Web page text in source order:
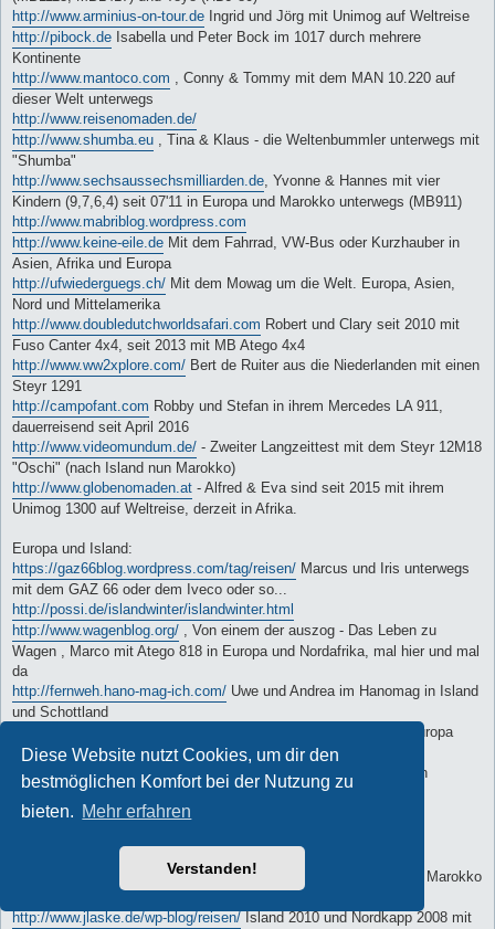
Diese Website nutzt Cookies, um dir den
bestmöglichen Komfort bei der Nutzung zu
bieten. Mehr erfahren
Verstanden!
http://www.arminius-on-tour.de Ingrid und Jörg mit Unimog auf Weltreise
http://pibock.de Isabella und Peter Bock im 1017 durch mehrere
Kontinente
http://www.mantoco.com , Conny & Tommy mit dem MAN 10.220 auf
dieser Welt unterwegs
http://www.reisenomaden.de/
http://www.shumba.eu , Tina & Klaus - die Weltenbummler unterwegs mit
"Shumba"
http://www.sechsaussechsmilliarden.de, Yvonne & Hannes mit vier
Kindern (9,7,6,4) seit 07'11 in Europa und Marokko unterwegs (MB911)
http://www.mabriblog.wordpress.com
http://www.keine-eile.de Mit dem Fahrrad, VW-Bus oder Kurzhauber in
Asien, Afrika und Europa
http://ufwiederguegs.ch/ Mit dem Mowag um die Welt. Europa, Asien,
Nord und Mittelamerika
http://www.doubledutchworldsafari.com Robert und Clary seit 2010 mit
Fuso Canter 4x4, seit 2013 mit MB Atego 4x4
http://www.ww2xplore.com/ Bert de Ruiter aus die Niederlanden mit einen
Steyr 1291
http://campofant.com Robby und Stefan in ihrem Mercedes LA 911,
dauerreisend seit April 2016
http://www.videomundum.de/ - Zweiter Langzeittest mit dem Steyr 12M18
"Oschi" (nach Island nun Marokko)
http://www.globenomaden.at - Alfred & Eva sind seit 2015 mit ihrem
Unimog 1300 auf Weltreise, derzeit in Afrika.
Europa und Island:
https://gaz66blog.wordpress.com/tag/reisen/ Marcus und Iris unterwegs
mit dem GAZ 66 oder dem Iveco oder so...
http://possi.de/islandwinter/islandwinter.html
http://www.wagenblog.org/ , Von einem der auszog - Das Leben zu
Wagen , Marco mit Atego 818 in Europa und Nordafrika, mal hier und mal
da
http://fernweh.hano-mag-ich.com/ Uwe und Andrea im Hanomag in Island
und Schottland
, Stefan mit Iveco 80-13A in Europa
unterwegs
http://www.jonsonglobetrotter.de
, Jonson on Tour, Tagtäglich von
nirgentwo nach irgentwo.
http://www.traktorreisen.eu, Reisen der langsamen Art.
http://www.islandhanomag.de/
http://www.dieweltbereisen.com, Portugal auf dem Rückweg von Marokko
http://www.jlaske.de/wp-blog/reisen/ Island 2010 und Nordkapp 2008 mit